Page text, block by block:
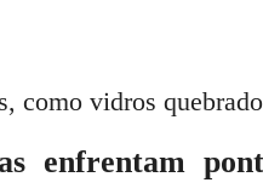
como vidros
enfrentam